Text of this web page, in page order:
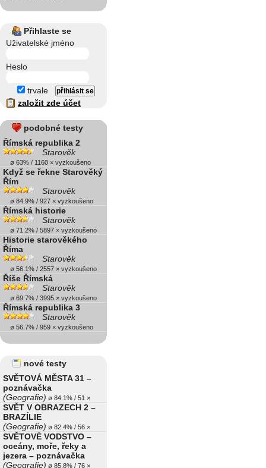
Přihlaste se
Uživatelské jméno
Heslo
trvale
založit zde účet
podobné testy
Římská republika 2
Starověk
ø 63% / 1160 × vyzkoušeno
Když se řekne Starověký
Řím
Starověk
ø 84.9% / 927 × vyzkoušeno
Římská historie
Starověk
ø 71.2% / 5897 × vyzkoušeno
Historie starověkého
Říma
Starověk
ø 56.1% / 2557 × vyzkoušeno
Říše Římská
Starověk
ø 69.7% / 3995 × vyzkoušeno
Římská republika 3
Starověk
ø 56.7% / 959 × vyzkoušeno
nové testy
SVĚTOVÁ MĚSTA 31 –
poznávačka
(Geografie) ø 84.1% / 51 ×
SVĚT V OBRAZECH 2 –
BRAZÍLIE
(Geografie) ø 82.4% / 56 ×
SVĚTOVÉ VODSTVO –
oceány, moře, řeky a
jezera – poznávačka
(Geografie) ø 85.8% / 76 ×